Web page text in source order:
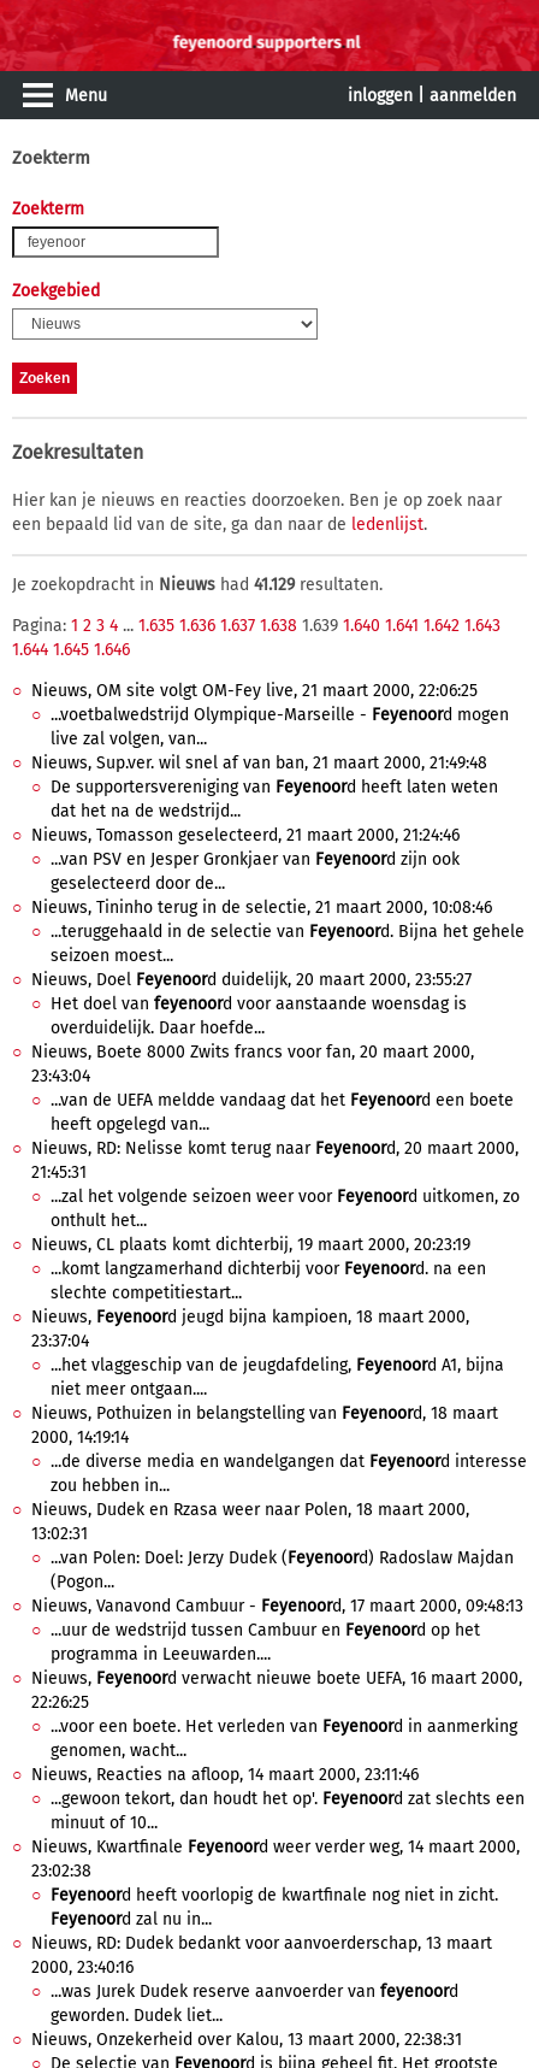
Menu inloggen aanmelden
Zoekterm
Zoekterm
Zoekgebied
Zoekresultaten
Hier kan je nieuws en reacties doorzoeken. Ben je op zoek naar
een bepaald lid van de site, ga dan naar de ledenlijst.
Je zoekopdracht in Nieuws had 41.129resultaten.
Pagina: 1 2 3 4 ... 1.635 1.636 1.637 1.638 1.639 1.640 1.641 1.642 1.643
1.644 1.645 1.646
Nieuws, OM site volgt OM-Fey live, 21 maart 2000, 22:06:25
...voetbalwedstrijd Olympique-Marseille - Feyenoord mogen
live zal volgen, van...
Nieuws, Sup.ver. wil snel af van ban, 21 maart 2000, 21:49:48
De supportersvereniging van Feyenoord heeft laten weten
dat het na de wedstrijd...
Nieuws, Tomasson geselecteerd, 21 maart 2000, 21:24:46
...van PSV en Jesper Gronkjaer van Feyenoord zijn ook
geselecteerd door de...
Nieuws, Tininho terug in de selectie, 21 maart 2000, 10:08:46
...teruggehaald in de selectie van Feyenoord. Bijna het gehele
seizoen moest...
Nieuws, Doel Feyenoord duidelijk, 20 maart 2000, 23:55:27
Het doel van feyenoord voor aanstaande woensdag is
overduidelijk. Daar hoefde...
Nieuws, Boete 8000 Zwits francs voor fan, 20 maart 2000,
23:43:04
...van de UEFA meldde vandaag dat het Feyenoord een boete
heeft opgelegd van...
Nieuws, RD: Nelisse komt terug naar Feyenoord, 20 maart 2000,
21:45:31
...zal het volgende seizoen weer voor Feyenoord uitkomen, zo
onthult het...
Nieuws, CL plaats komt dichterbij, 19 maart 2000, 20:23:19
...komt langzamerhand dichterbij voor Feyenoord. na een
slechte competitiestart...
Nieuws, Feyenoord jeugd bijna kampioen, 18 maart 2000,
23:37:04
...het vlaggeschip van de jeugdafdeling, Feyenoord A1, bijna
niet meer ontgaan....
Nieuws, Pothuizen in belangstelling van Feyenoord, 18 maart
2000, 14:19:14
...de diverse media en wandelgangen dat Feyenoord interesse
zou hebben in...
Nieuws, Dudek en Rzasa weer naar Polen, 18 maart 2000,
13:02:31
...van Polen: Doel: Jerzy Dudek (Feyenoord) Radoslaw Majdan
(Pogon...
Nieuws, Vanavond Cambuur - Feyenoord, 17 maart 2000, 09:48:13
...uur de wedstrijd tussen Cambuur en Feyenoord op het
programma in Leeuwarden....
Nieuws, Feyenoord verwacht nieuwe boete UEFA, 16 maart 2000,
22:26:25
...voor een boete. Het verleden van Feyenoord in aanmerking
genomen, wacht...
Nieuws, Reacties na afloop, 14 maart 2000, 23:11:46
...gewoon tekort, dan houdt het op'. Feyenoord zat slechts een
minuut of 10...
Nieuws, Kwartfinale Feyenoord weer verder weg, 14 maart 2000,
23:02:38
Feyenoord heeft voorlopig de kwartfinale nog niet in zicht.
Feyenoord zal nu in...
Nieuws, RD: Dudek bedankt voor aanvoerderschap, 13 maart
2000, 23:40:16
...was Jurek Dudek reserve aanvoerder van feyenoord
geworden. Dudek liet...
Nieuws, Onzekerheid over Kalou, 13 maart 2000, 22:38:31
De selectie van Feyenoord is bijna geheel fit. Het grootste